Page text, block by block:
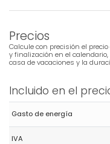
(Traducido por Google)
Respuesta del
sommes ravis que votre
l'attente de vous revoir
Alquileres.
Respuesta del
Gracias Sr. Perles.
haya ido bien.
Precios
Calcule con precisión el
y finalización en el
casa de vacaciones y la
Incluido en el
Gasto de energía
IVA